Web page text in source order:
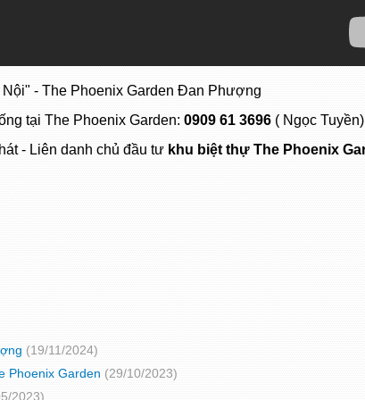
- The Phoenix Garden Đan Phượng
tại The Phoenix Garden: 0909 61 3696( Ngọc Tuyền)
- Liên danh chủ đầu tư khu biệt thự The Phoenix
(19/11/2024)
Phoenix Garden (29/10/2023)
2023)